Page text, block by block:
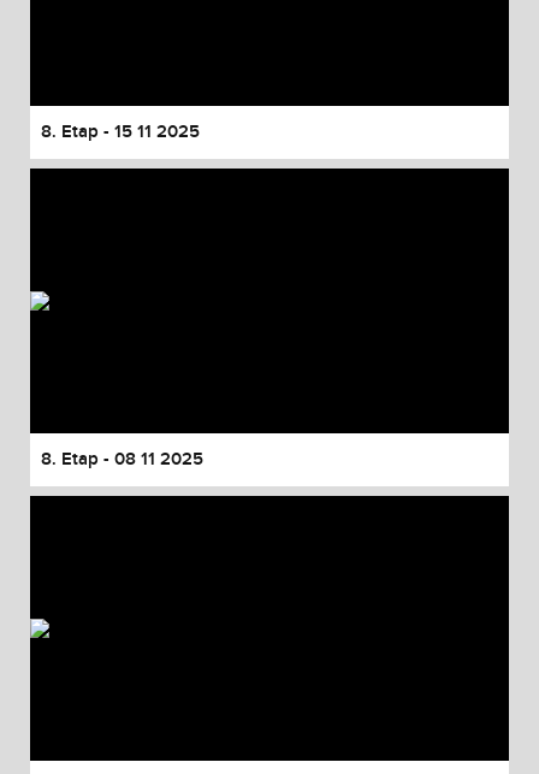
8. Etap - 15 11 2025
8. Etap - 08 11 2025